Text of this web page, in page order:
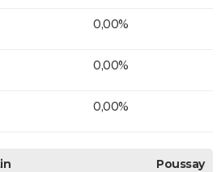
0,00%
0,00%
0,00%
Poussay